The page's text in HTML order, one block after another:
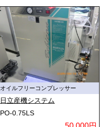
オイルフリーコンプレッサー
日立産機システム
PO-0.75LS